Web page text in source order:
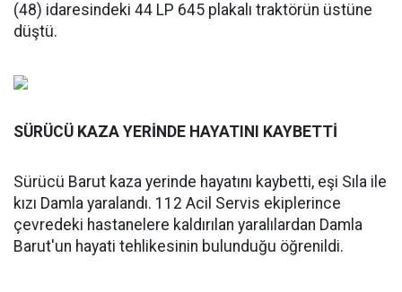
(48) idaresindeki 44 LP 645 plakalı traktörün üstüne
düştü.
SÜRÜCÜ KAZA YERİNDE HAYATINI KAYBETTİ
Sürücü Barut kaza yerinde hayatını kaybetti, eşi Sıla ile
kızı Damla yaralandı. 112 Acil Servis ekiplerince
çevredeki hastanelere kaldırılan yaralılardan Damla
Barut'un hayati tehlikesinin bulunduğu öğrenildi.